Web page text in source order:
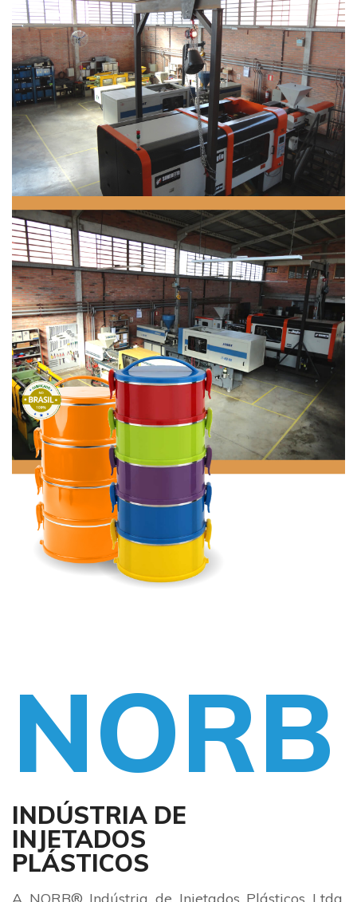
NORB
INDÚSTRIA DE
INJETADOS
PLÁSTICOS
A NORB® Indústria de Injetados Plásticos Ltda.